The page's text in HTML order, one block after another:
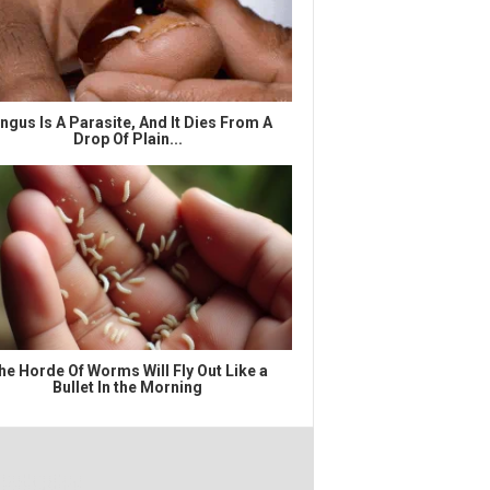
Is A Parasite, And It Dies From A
Drop Of Plain...
Horde Of Worms Will Fly Out Like a
Bullet In the Morning